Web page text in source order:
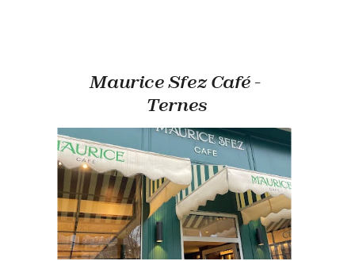
Maurice Sfez Café -
Ternes